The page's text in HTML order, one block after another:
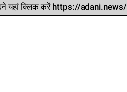
यहां क्लिक करें https://adani.news/